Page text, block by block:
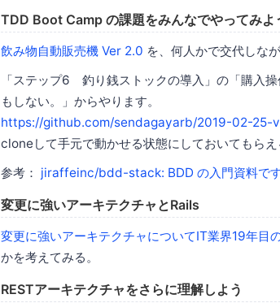
TDD Boot Camp の課題をみんなでやってみよ
飲み物自動販売機 Ver 2.0 を、何人かで交代しな
「ステップ6 釣り銭ストックの導入」の「購入
もしない。」からやります。
https://github.com/sendagayarb/2019-02-25-
cloneして手元で動かせる状態にしておいてもら
参考： jiraffeinc/bdd-stack: BDD の入門資料で
変更に強いアーキテクチャとRails
変更に強いアーキテクチャについてIT業界19年目
かを考えてみる。
RESTアーキテクチャをさらに理解しよう